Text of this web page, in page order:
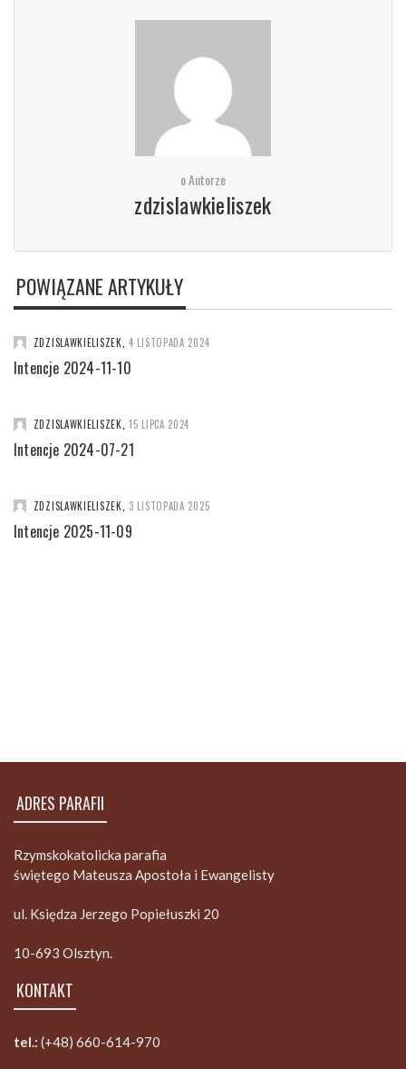
o Autorze
zdzislawkieliszek
POWIĄZANE ARTYKUŁY
ZDZISLAWKIELISZEK 4 LISTOPADA 2024
Intencje 2024-11-10
ZDZISLAWKIELISZEK 15 LIPCA 2024
Intencje 2024-07-21
ZDZISLAWKIELISZEK 3 LISTOPADA 2025
Intencje 2025-11-09
ADRES PARAFII
Rzymskokatolicka parafia
świętego Mateusza Apostoła i Ewangelisty
ul. Księdza Jerzego Popiełuszki 20
10-693 Olsztyn.
KONTAKT
tel.: (+48) 660-614-970